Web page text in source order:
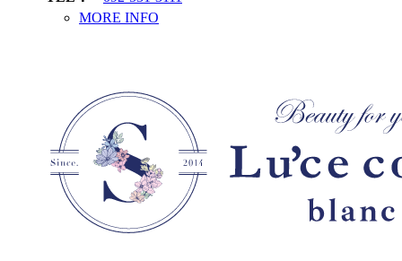
MORE INFO